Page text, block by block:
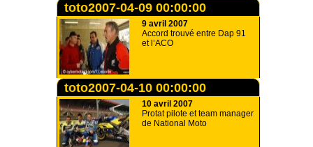
toto2007-04-09 00:00:00
9 avril 2007
Accord trouvé entre Dap 91
et l’ACO
toto2007-04-10 00:00:00
10 avril 2007
Protat pilote et team manager
de National Moto